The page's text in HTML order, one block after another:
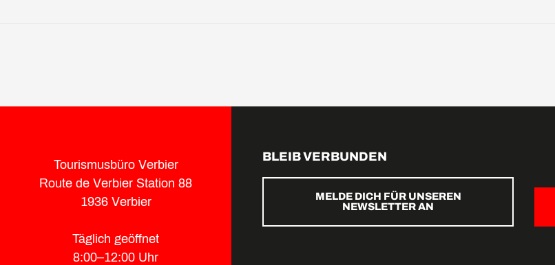
Tourismusbüro Verbier
Route de Verbier Station 88
1936 Verbier
Täglich geöffnet
8:00–12:00 Uhr
BLEIB VERBUNDEN
MELDE DICH FÜR UNSEREN
NEWSLETTER AN